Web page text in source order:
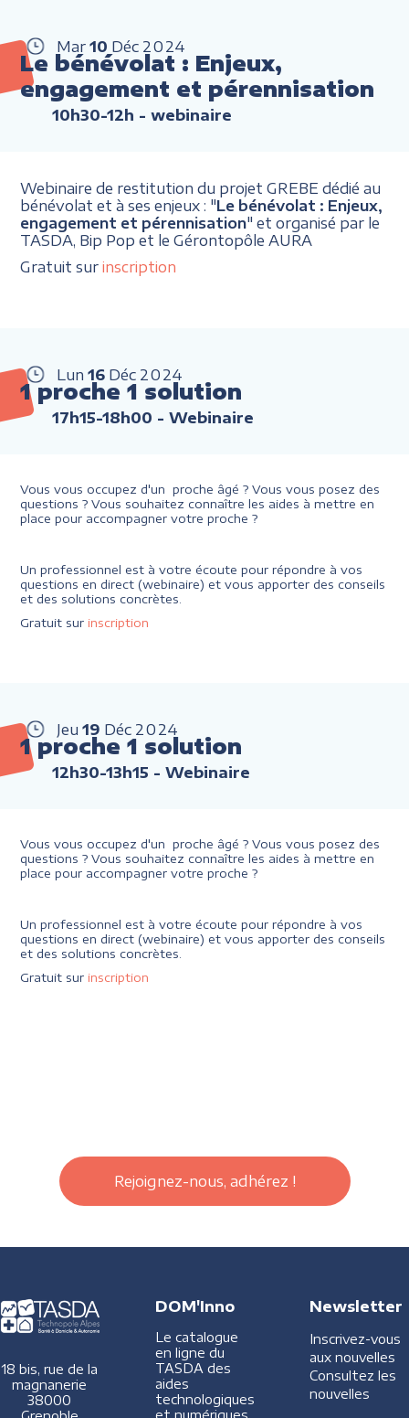
Mar 10 Déc 2024
Le bénévolat : Enjeux,
engagement et pérennisation
10h30-12h - webinaire
Webinaire de restitution du projet GREBE dédié au
bénévolat et à ses enjeux : "Le bénévolat : Enjeux,
engagement et pérennisation" et organisé par le
TASDA, Bip Pop et le Gérontopôle AURA
Gratuit surinscription
Lun 16 Déc 2024
1 proche 1 solution
17h15-18h00 - Webinaire
Vous vous occupez d'un proche âgé ? Vous vous posez des
questions ? Vous souhaitez connaître les aides à mettre en
place pour accompagner votre proche ?
Un professionnel est à votre écoute pour répondre à vos
questions en direct (webinaire) et vous apporter des conseils
et des solutions concrètes.
Gratuit sur inscription
Jeu 19 Déc 2024
1 proche 1 solution
12h30-13h15 - Webinaire
Vous vous occupez d'un proche âgé ? Vous vous posez des
questions ? Vous souhaitez connaître les aides à mettre en
place pour accompagner votre proche ?
Un professionnel est à votre écoute pour répondre à vos
questions en direct (webinaire) et vous apporter des conseils
et des solutions concrètes.
Gratuit sur inscription
Rejoignez-nous, adhérez !
18 bis, rue de la
magnanerie
38000
DOM'Inno
Le catalogue
en ligne du
TASDA des
aides
technologiques
Newsletter
Inscrivez-vous
aux nouvelles
Consultez les
nouvelles